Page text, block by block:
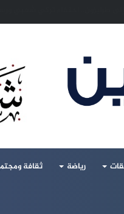
رياضة ثقافة